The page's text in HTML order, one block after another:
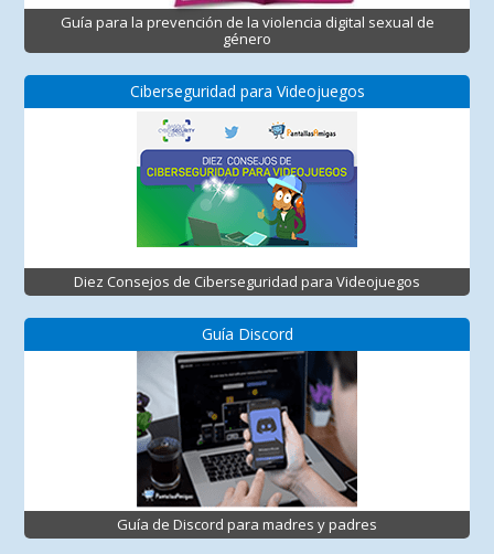
Guía para la prevención de la violencia digital sexual de
género
Ciberseguridad para Videojuegos
Diez Consejos de Ciberseguridad para Videojuegos
Guía Discord
Guía de Discord para madres y padres